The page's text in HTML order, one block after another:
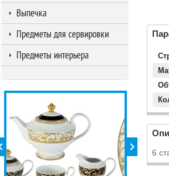
6
Выпечка
Предметы для сервировки
Предметы интерьера